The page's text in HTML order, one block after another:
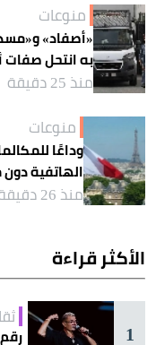
منوعات
«أصفاد»
به انتحل صفات
منذ 25 دقيقة
منوعات
وداعًا
الهاتفية
منذ 26 دقيقة
الأكثر قراءة
1